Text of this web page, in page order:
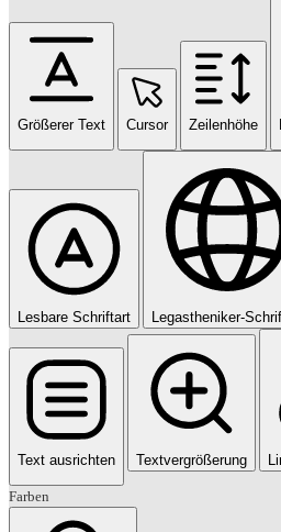
Größerer Text Cursor Zeilenhöhe
Lesbare Schriftart Legastheniker-
Text ausrichten Textvergrößerung
Farben